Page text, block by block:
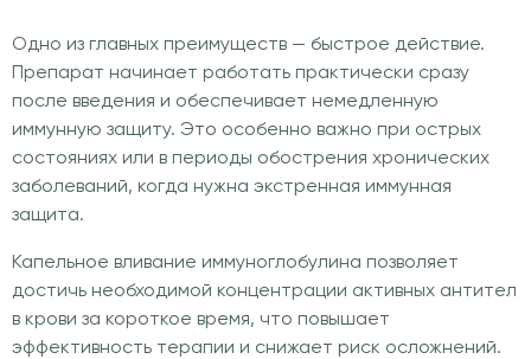
Одно из главных преимуществ — быстрое действие.
Препарат начинает работать практически сразу
после введения и обеспечивает немедленную
иммунную защиту. Это особенно важно при острых
состояниях или в периоды обострения хронических
заболеваний, когда нужна экстренная иммунная
защита.
Капельное вливание иммуноглобулина позволяет
достичь необходимой концентрации активных антител
в крови за короткое время, что повышает
эффективность терапии и снижает риск осложнений.